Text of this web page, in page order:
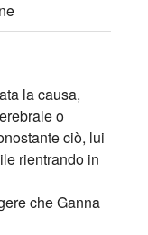
la causa,
o
ciò, lui
rientrando in
che Ganna